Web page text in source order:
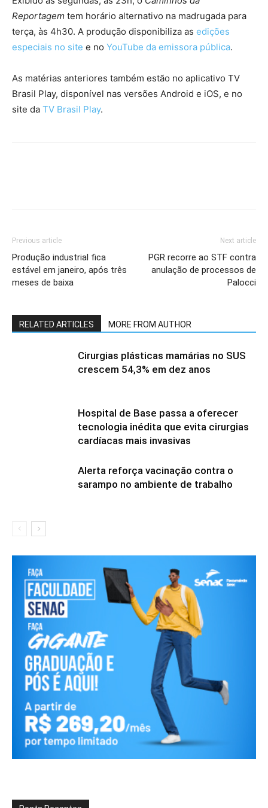
Reportagem tem horário alternativo na madrugada para
terça, às 4h30. A produção disponibiliza as edições
especiais no site e no YouTube da emissora pública.
As matérias anteriores também estão no aplicativo TV
Brasil Play, disponível nas versões Android e iOS, e no
site da TV Brasil Play.
Previous article
Produção industrial fica
estável em janeiro, após três
meses de baixa
Next article
PGR recorre ao STF contra
anulação de processos de
Palocci
RELATED ARTICLES MORE FROM AUTHOR
Cirurgias plásticas mamárias no SUS
crescem 54,3% em dez anos
Hospital de Base passa a oferecer
tecnologia inédita que evita cirurgias
cardíacas mais invasivas
Alerta reforça vacinação contra o
sarampo no ambiente de trabalho